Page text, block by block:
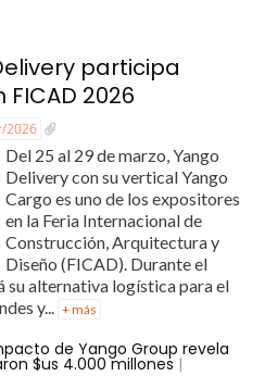
participa
2026
2026
Del 25 al 29 de marzo, Yango
Delivery con su vertical Yango
Cargo es uno de los expositores
en la Feria Internacional de
Construcción, Arquitectura y
Diseño (FICAD). Durante el
su alternativa logística para el
y...
+ más
de Yango Group revela
$us 4.000 millones |